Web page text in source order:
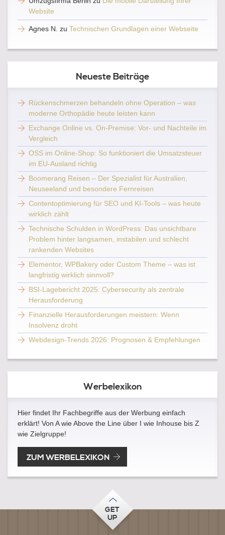
Website
Agnes N. zu Technischen Grundlagen einer Webseite
Neueste Beiträge
Rückenschmerzen behandeln ohne Operation – was
moderne Orthopädie heute leisten kann
Exchange Online vs. On-Premise: Vor- und Nachteile im
Vergleich
OSS im Online-Shop: So funktioniert die Umsatzsteuer
im EU-Ausland richtig
Boomerang Reisen – Der Spezialist für Australien,
Neuseeland und besondere Fernreisen
Contentoptimierung für SEO und KI-Tools – was heute
wirklich zählt
Technische Schulden in WordPress: Das unsichtbare
Problem hinter langsamen, instabilen und schlecht
rankenden Websites
Elementor, WPBakery oder Custom Theme – was ist
langfristig wirklich sinnvoll?
BSI-Lagebericht 2025: Cybersecurity als zentrale
Herausforderung
Finanzielle Herausforderungen meistern: Wenn
Insolvenz droht
Webdesign-Trends 2026: Prognosen & Empfehlungen
Werbelexikon
Hier findet Ihr Fachbegriffe aus der Werbung einfach
erklärt! Von A wie Above the Line über I wie Inhouse bis Z
wie Zielgruppe!
ZUM WERBELEXIKON
GET
UP